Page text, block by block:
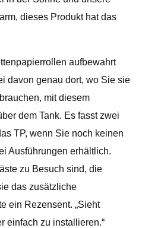
dieses Produkt hat das
aufbewahrt
davon genau dort, wo Sie sie
mit diesem
dem Tank. Es fasst zwei
TP, wenn Sie noch keinen
Ausführungen erhältlich.
zu Besuch sind, die
das zusätzliche
ein Rezensent. „Sieht
einfach zu installieren.“